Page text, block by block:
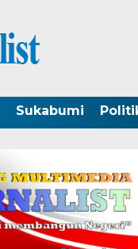
Sukabumi